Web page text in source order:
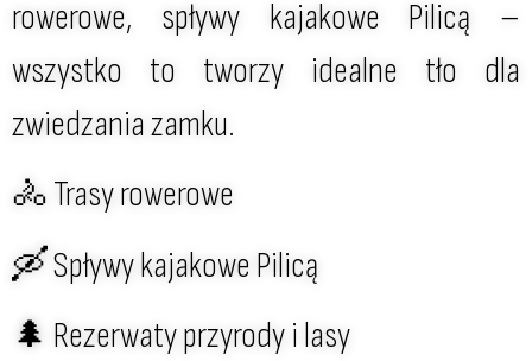
rowerowe, spływy kajakowe Pilicą –
wszystko to tworzy idealne tło dla
zwiedzania zamku.
🚴 Trasy rowerowe
🛶 Spływy kajakowe Pilicą
🌲 Rezerwaty przyrody i lasy